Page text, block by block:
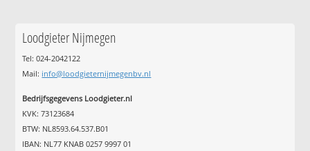
Loodgieter Nijmegen
Tel: 024-2042122
Mail: info@loodgieternijmegenbv.nl
Bedrijfsgegevens Loodgieter.nl
KVK: 73123684
BTW: NL8593.64.537.B01
IBAN: NL77 KNAB 0257 9997 01